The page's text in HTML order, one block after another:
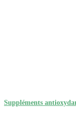
Suppléments